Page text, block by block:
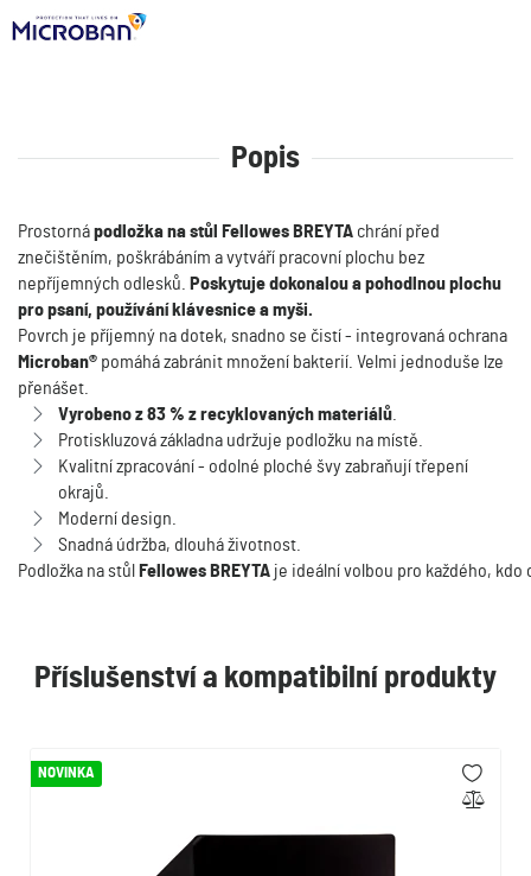
Popis
Prostornápodložka na stůl Fellowes BREYTA chrání před
znečištěním, poškrábáním a vytváří pracovní plochu bez
nepříjemných odlesků.
Poskytuje dokonalou a pohodlnou plochu
pro psaní, používání klávesnice a myši.
Povrch je příjemný na dotek, snadno se čistí - integrovaná ochrana
Microban® pomáhá zabránit množení bakterií. Velmi jednoduše lze
přenášet.
Vyrobeno z 83 % z recyklovaných materiálů
Protiskluzová základna udržuje podložku na místě.
Kvalitní zpracování - odolné ploché švy zabraňují třepení
okrajů.
Moderní design.
Snadná údržba, dlouhá životnost.
Podložka nastůl Fellowes BREYTA je ideálnívolbou pro každého, kdo
Příslušenství a kompatibilní produkty
NOVINKA